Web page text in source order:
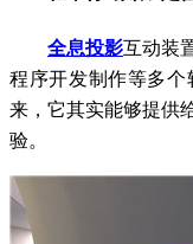
全息投影互动装
程序开发制作等多
来，它其实能够提供
验。